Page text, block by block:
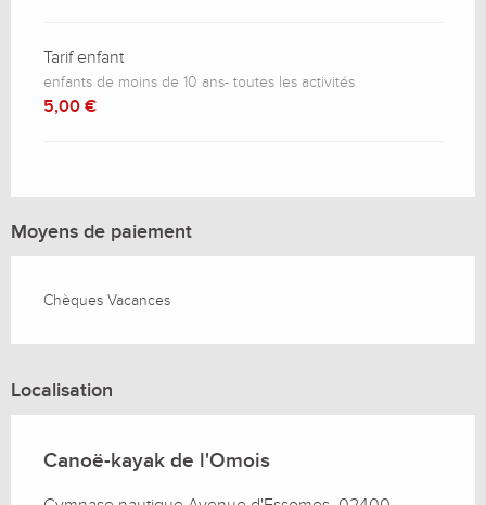
Tarif enfant
enfants de moins de 10 ans- toutes les activités
5,00 €
Moyens de paiement
Chèques Vacances
Localisation
Canoë-kayak de l'Omois